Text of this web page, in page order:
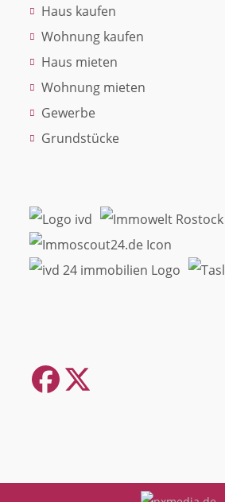
Haus kaufen
Wohnung kaufen
Haus mieten
Wohnung mieten
Gewerbe
Grundstücke
Facebook
Twitter